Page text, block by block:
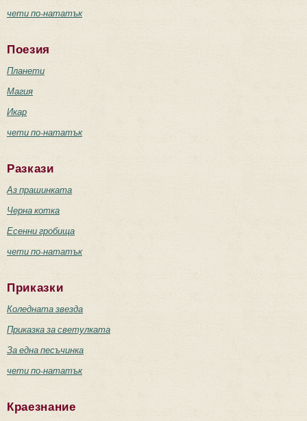
чети по-нататък
Поезия
Планети
Магия
Икар
чети по-нататък
Разкази
Аз прашинката
Черна котка
Есенни гробища
чети по-нататък
Приказки
Коледната звезда
Приказка за светулката
За една песъчинка
чети по-нататък
Краезнание